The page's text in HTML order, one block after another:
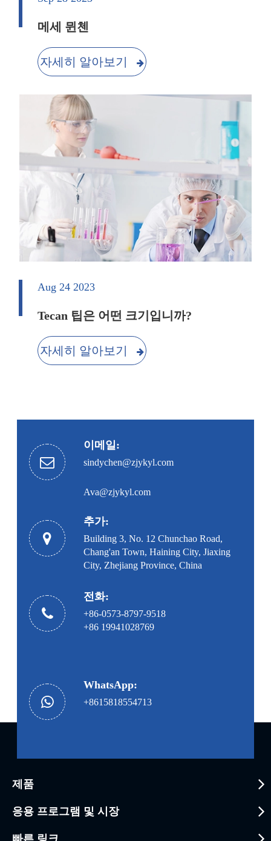
메세 뮌첸
자세히 알아보기
Aug 24 2023
Tecan 팁은 어떤 크기입니까?
자세히 알아보기
이메일:
sindychen@zjykyl.com
Ava@zjykyl.com
추가:
Building 3, No. 12 Chunchao Road,
Chang'an Town, Haining City, Jiaxing
City, Zhejiang Province, China
전화:
+86-0573-8797-9518
+86 19941028769
WhatsApp:
+8615818554713
제품
응용 프로그램 및 시장
빠른 링크